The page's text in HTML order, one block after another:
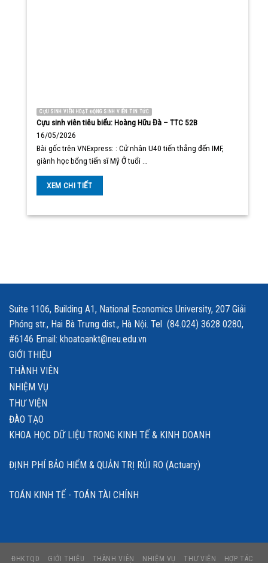
CỰU SINH VIÊN HOẠT ĐỘNG SINH VIÊN TIN TỨC
Cựu sinh viên tiêu biểu: Hoàng Hữu Đà – TTC 52B
16/05/2026
Bài gốc trên VNExpress: : Cử nhân U40 tiến thẳng đến IMF,
giành học bổng tiến sĩ Mỹ Ở tuổi …
XEM CHI TIẾT
Suite 1106, Building A1, National Economics University, 207 Giải
Phóng str., Hai Bà Trưng dist., Hà Nội. Tel (84.024) 3628 0280,
#6146 Email: khoatoankt@neu.edu.vn
GIỚI THIỆU
THÀNH VIÊN
NHIỆM VỤ
THƯ VIỆN
ĐÀO TẠO
KHOA HỌC DỮ LIỆU TRONG KINH TẾ & KINH DOANH
ĐỊNH PHÍ BẢO HIỂM & QUẢN TRỊ RỦI RO (Actuary)
TOÁN KINH TẾ - TOÁN TÀI CHÍNH
ĐHKTQD GIỚI THIỆU THÀNH VIÊN NHIỆM VỤ THƯ VIỆN HỢP TÁC